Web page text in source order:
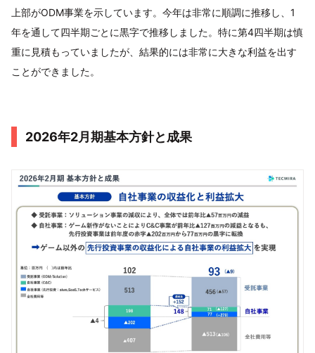
上部がODM事業を示しています。今年は非常に順調に推移し、1
年を通して四半期ごとに黒字で推移しました。特に第4四半期は慎
重に見積もっていましたが、結果的には非常に大きな利益を出す
ことができました。
2026年2月期基本方針と成果